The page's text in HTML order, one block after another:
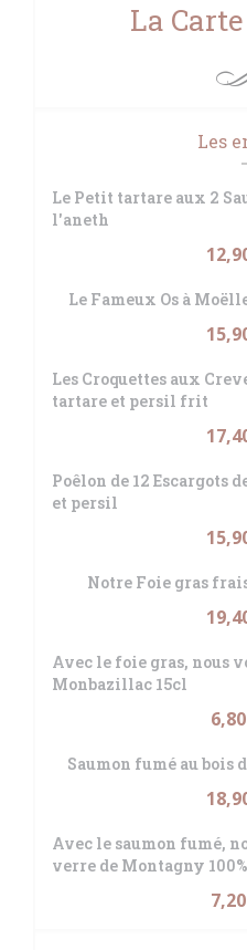
La
Les
Le Petit tartare aux 2
l'aneth
Le Fameux Os à
Les Croquettes aux
tartare et persil frit
Poêlon de 12 Escargots
et persil
Notre Foie gras
Avec le foie gras, nous
Monbazillac 15cl
Saumon fumé au bois
Avec le saumon fumé,
verre de Montagny